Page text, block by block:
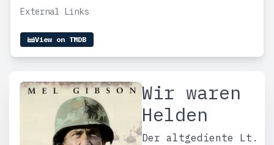
External Links
View on TMDB
Wir waren
Helden
Der altgediente Lt.